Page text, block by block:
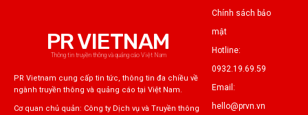
PR VIETNAM
Thông tin truyền thông và quảng cáo Việt Nam
PR Vietnam cung cấp tin tức, thông tin đa chiều về
ngành truyền thông và quảng cáo tại Việt Nam.
Cơ quan chủ quản: Công ty Dịch vụ và Truyền thông
Chính sách bảo
mật
Hotline:
0932.19.69.59
Email:
hello@prvn.vn